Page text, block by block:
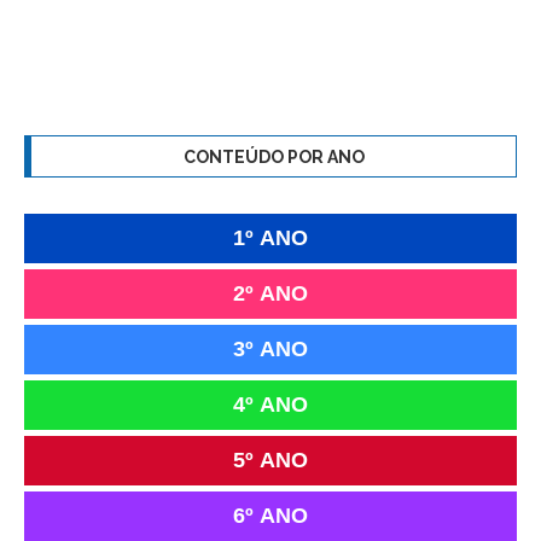
CONTEÚDO POR ANO
1º ANO
2º ANO
3º ANO
4º ANO
5º ANO
6º ANO